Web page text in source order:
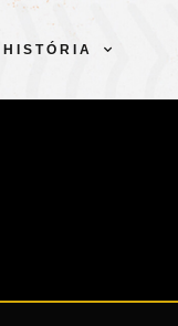
HISTÓRIA
CLUBE